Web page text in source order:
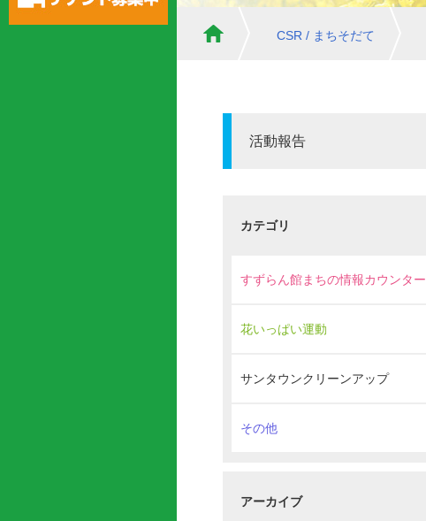
CSR / まちそだて
活動報告
カテゴリ
すずらん館まちの情報カウンター
花いっぱい運動
サンタウンクリーンアップ
その他
アーカイブ